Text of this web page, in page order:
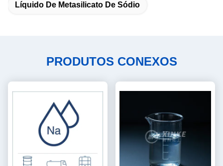
Líquido De Metasilicato De Sódio
PRODUTOS CONEXOS